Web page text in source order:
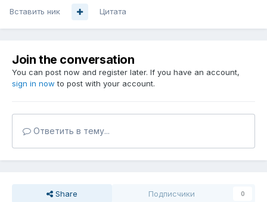
Вставить ник Цитата
Join the conversation
You can post now and register later. If you have an account,
sign in now to post with your account.
Ответить в тему...
Share Подписчики 0